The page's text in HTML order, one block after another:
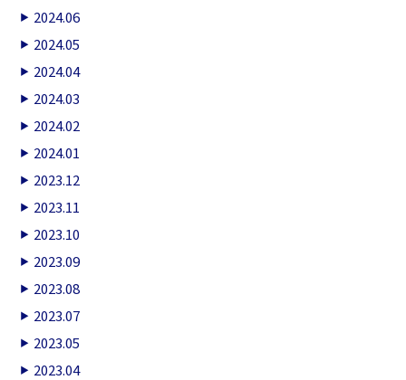
2024.06
2024.05
2024.04
2024.03
2024.02
2024.01
2023.12
2023.11
2023.10
2023.09
2023.08
2023.07
2023.05
2023.04